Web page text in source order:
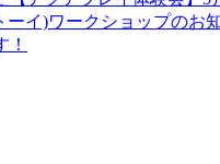
ーイ)ワークショップのお